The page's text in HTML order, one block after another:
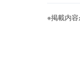
※掲載内